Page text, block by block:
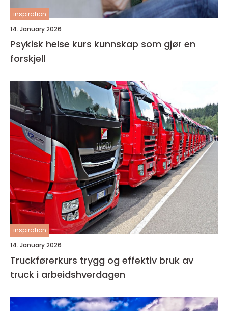
inspiration
14. January 2026
Psykisk helse kurs kunnskap som gjør en
forskjell
inspiration
14. January 2026
Truckførerkurs trygg og effektiv bruk av
truck i arbeidshverdagen